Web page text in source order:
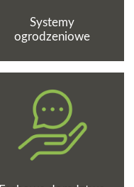
Systemy
ogrodzeniowe